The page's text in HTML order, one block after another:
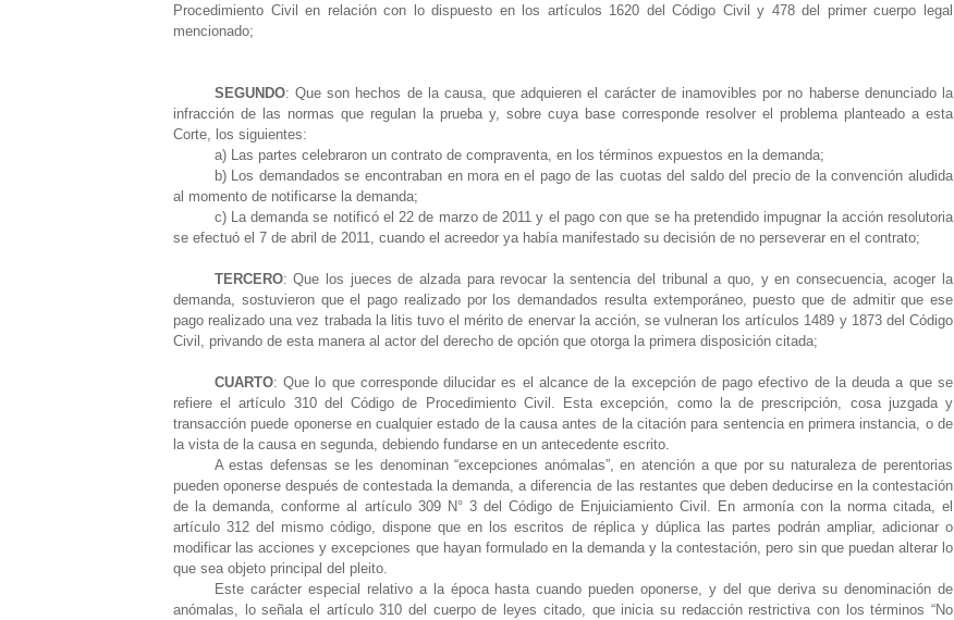
Procedimiento Civil en relación con lo dispuesto en los artículos 1620 del Código Civil y 478 del primer cuerpo legal
mencionado;
SEGUNDO: Que son hechos de la causa, que adquieren el carácter de inamovibles por no haberse denunciado la
infracción de las normas que regulan la prueba y, sobre cuya base corresponde resolver el problema planteado a esta
Corte, los siguientes:
a) Las partes celebraron un contrato de compraventa, en los términos expuestos en la demanda;
b) Los demandados se encontraban en mora en el pago de las cuotas del saldo del precio de la convención aludida
al momento de notificarse la demanda;
c) La demanda se notificó el 22 de marzo de 2011 y el pago con que se ha pretendido impugnar la acción resolutoria
se efectuó el 7 de abril de 2011, cuando el acreedor ya había manifestado su decisión de no perseverar en el contrato;
TERCERO: Que los jueces de alzada para revocar la sentencia del tribunal a quo, y en consecuencia, acoger la
demanda, sostuvieron que el pago realizado por los demandados resulta extemporáneo, puesto que de admitir que ese
pago realizado una vez trabada la litis tuvo el mérito de enervar la acción, se vulneran los artículos 1489 y 1873 del Código
Civil, privando de esta manera al actor del derecho de opción que otorga la primera disposición citada;
CUARTO: Que lo que corresponde dilucidar es el alcance de la excepción de pago efectivo de la deuda a que se
refiere el artículo 310 del Código de Procedimiento Civil. Esta excepción, como la de prescripción, cosa juzgada y
transacción puede oponerse en cualquier estado de la causa antes de la citación para sentencia en primera instancia, o de
la vista de la causa en segunda, debiendo fundarse en un antecedente escrito.
A estas defensas se les denominan “excepciones anómalas”, en atención a que por su naturaleza de perentorias
pueden oponerse después de contestada la demanda, a diferencia de las restantes que deben deducirse en la contestación
de la demanda, conforme al artículo 309 N° 3 del Código de Enjuiciamiento Civil. En armonía con la norma citada, el
artículo 312 del mismo código, dispone que en los escritos de réplica y dúplica las partes podrán ampliar, adicionar o
modificar las acciones y excepciones que hayan formulado en la demanda y la contestación, pero sin que puedan alterar lo
que sea objeto principal del pleito.
Este carácter especial relativo a la época hasta cuando pueden oponerse, y del que deriva su denominación de
anómalas, lo señala el artículo 310 del cuerpo de leyes citado, que inicia su redacción restrictiva con los términos “No